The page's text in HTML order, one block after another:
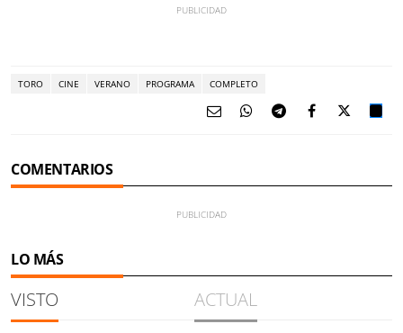
TORO CINE VERANO PROGRAMA COMPLETO
COMENTARIOS
LO MÁS
VISTO ACTUAL